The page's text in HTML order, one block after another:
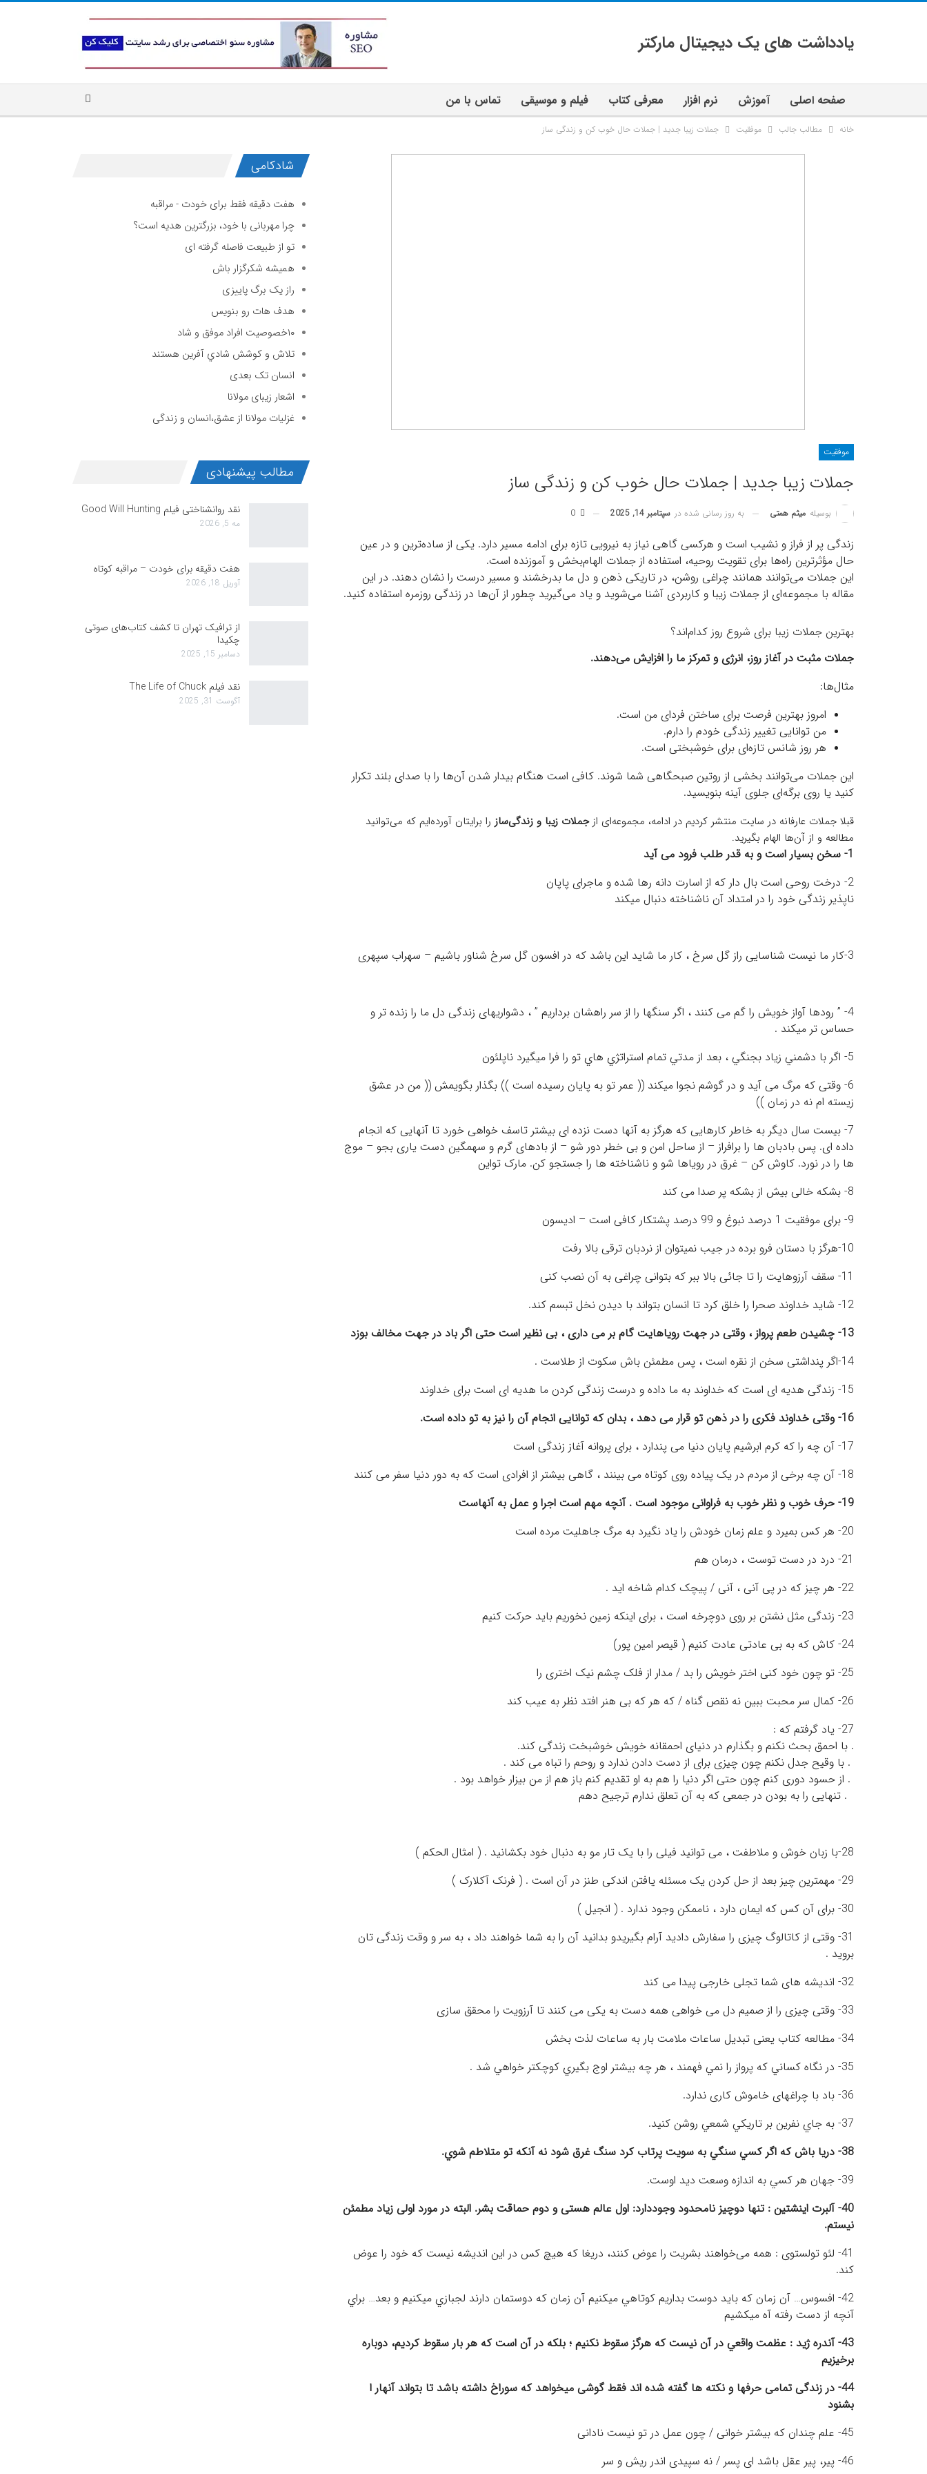
یادداشت های یک دیجیتال مارکتر
صفحه اصلی آموزش نرم افزار معرفی کتاب فیلم و موسیقی تماس با من
خانه مطالب جالب موفقیت جملات زیبا جدید | جملات حال خوب کن و زندگی ساز
موفقیت
جملات زیبا جدید | جملات حال خوب کن و زندگی ساز
بوسیله میثم همتی به روز رسانی شده در سپتامبر 14, 2025
زندگی پر از فراز و نشیب است و هرکسی گاهی نیاز به نیرویی تازه برای ادامه مسیر دارد. یکی از ساده‌ترین و در عین
حال مؤثرترین راه‌ها برای تقویت روحیه، استفاده از جملات الهام‌بخش و آموزنده است.
این جملات می‌توانند همانند چراغی روشن، در تاریکی ذهن و دل ما بدرخشند و مسیر درست را نشان دهند. در این
مقاله با مجموعه‌ای از جملات زیبا و کاربردی آشنا می‌شوید و یاد می‌گیرید چطور از آن‌ها در زندگی روزمره استفاده کنید.
بهترین جملات زیبا برای شروع روز کدام‌اند؟
جملات مثبت در آغاز روز، انرژی و تمرکز ما را افزایش می‌دهند.
مثال‌ها:
امروز بهترین فرصت برای ساختن فردای من است.
من توانایی تغییر زندگی خودم را دارم.
هر روز شانس تازه‌ای برای خوشبختی است.
این جملات می‌توانند بخشی از روتین صبحگاهی شما شوند. کافی است هنگام بیدار شدن آن‌ها را با صدای بلند تکرار
کنید یا روی برگه‌ای جلوی آینه بنویسید.
قبلا جملات عارفانه در سایت منتشر کردیم در ادامه، مجموعه‌ای ازجملات زیبا و زندگی‌ساز را برایتان آورده‌ایم که می‌توانید
مطالعه و از آن‌ها الهام بگیرید.
1- سخن بسیار است و به قدر طلب فرود می آید
2- درخت روحی است بال دار که از اسارت دانه رها شده و ماجرای پاپان
ناپذیر زندگی خود را در امتداد آن ناشناخته دنبال میکند
3-کار ما نیست شناسایی راز گل سرخ ، کار ما شاید این باشد که در افسون گل سرخ شناور باشیم – سهراب سپهری
4- ” رودها آواز خویش را گم می کنند ، اگر سنگها را از سر راهشان برداریم ” ، دشواریهای زندگی دل ما را زنده تر و
حساس تر میکند .
5- اگر با دشمني زياد بجنگي ،‌ بعد از مدتي تمام استراتژي هاي تو را فرا ميگيرد ناپلئون
6- وقتی که مرگ می آید و در گوشم نجوا میکند (( عمر تو به پایان رسیده است )) بگذار بگویمش (( من در عشق
زیسته ام نه در زمان ))
7- بیست سال دیگر به خاطر کارهایی که هرگز به آنها دست نزده ای بیشتر تاسف خواهی خورد تا آنهایی که انجام
داده ای. پس بادبان ها را برافراز – از ساحل امن و بی خطر دور شو – از بادهای گرم و سهمگین دست یاری بجو – موج
ها را در نورد. کاوش کن – غرق در رویاها شو و ناشناخته ها را جستجو کن. مارک تواین
8- بشکه خالی بیش از بشکه پر صدا می کند
9- برای موفقیت 1 درصد نبوغ و 99 درصد پشتکار کافی است – ادیسون
10-هرگز با دستان فرو برده در جیب نمیتوان از نردبان ترقی بالا رفت
11- سقف آرزوهایت را تا جائی بالا ببر كه بتوانی چراغی به آن نصب كنی
12- شاید خداوند صحرا را خلق کرد تا انسان بتواند با دیدن نخل تبسم کند.
13- چشیدن طعم پرواز ، وقتی در جهت رویاهایت گام بر می داری ، بی نظیر است حتی اگر باد در جهت مخالف بوزد
14-اگر پنداشتی سخن از نقره است ، پس مطمئن باش سکوت از طلاست .
15- زندگی هدیه ای است که خداوند به ما داده و درست زندگی کردن ما هدیه ای است برای خداوند
16- وقتی خداوند فکری را در ذهن تو قرار می دهد ، بدان که توانایی انجام آن را نیز به تو داده است.
17- آن چه را که کرم ابرشیم پایان دنیا می پندارد ، برای پروانه آغاز زندگی است
18- آن چه برخی از مردم در یک پیاده روی کوتاه می بینند ، گاهی بیشتر از افرادی است که به دور دنیا سفر می کنند
19- حرف خوب و نظر خوب به فراوانی موجود است . آنچه مهم است اجرا و عمل به آنهاست
20- هر کس بمیرد و علم زمان خودش را یاد نگیرد به مرگ جاهلیت مرده است
21- درد در دست توست ، درمان هم
22- هر چیز که در پی آنی ، آنی / پیچک کدام شاخه اید .
23- زندگی مثل نشتن بر روی دوچرخه است ، برای اینکه زمین نخوریم باید حرکت کنیم
24- کاش که به بی عادتی عادت کنیم ( قیصر امین پور)
25- تو چون خود کنی اختر خویش را بد / مدار از فلک چشم نیک اختری را
26- کمال سر محبت ببین نه نقص گناه / که هر که بی هنر افتد نظر به عیب کند
27- یاد گرفتم که :
. با احمق بحث نکنم و بگذارم در دنیای احمقانه خویش خوشبخت زندگی کند.
. با وقیح جدل نکنم چون چیزی برای از دست دادن ندارد و روحم را تباه می کند .
. از حسود دوری کنم چون حتی اگر دنیا را هم به او تقدیم کنم باز هم از من بیزار خواهد بود .
. تنهایی را به بودن در جمعی که به آن تعلق ندارم ترجیح دهم
28-با زبان خوش و ملاطفت ، می توانید فیلی را با یک تار مو به دنبال خود بکشانید . ( امثال الحکم )
29- مهمترین چیز بعد از حل کردن یک مسئله یافتن اندکی طنز در آن است . ( فرنک آکلارک )
30- برای آن کس که ایمان دارد ، ناممکن وجود ندارد . ( انجیل )
31- وقتی از کاتالوگ چیزی را سفارش دادید آرام بگیریدو بدانید آن را به شما خواهند داد ، به سر و وقت زندگی تان
بروید .
32- اندیشه های شما تجلی خارجی پیدا می کند
33- وقتی چیزی را از صمیم دل می خواهی همه دست به یکی می کنند تا آرزویت را محقق سازی
34- مطالعه کتاب یعنی تبدیل ساعات ملامت بار به ساعات لذت بخش
35- در نگاه كساني كه پرواز را نمي فهمند ، هر چه بيشتر اوج بگيري كوچكتر خواهي شد .
36- باد با چراغهای خاموش کاری ندارد.
37- به جاي نفرين بر تاريکي شمعي روشن کنيد.
38- دريا باش که اگر کسي سنگي به سويت پرتاب کرد سنگ غرق شود نه آنکه تو متلاطم شوي.
39- جهان هر كسي به اندازه وسعت ديد اوست.
40- آلبرت اينشتين : تنها دوچيز نامحدود وجوددارد: اول عالم هستی و دوم حماقت بشر. البته در مورد اولی زياد مطمئن
نيستم.
41- لئو تولستوی : همه می‌خواهند بشريت را عوض کنند، دريغا که هيچ کس در اين انديشه نيست که خود را عوض
کند.
42- افسوس… آن زمان که بايد دوست بداريم کوتاهي ميکنيم آن زمان که دوستمان دارند لجبازي ميکنيم و بعد… براي
آنچه از دست رفته آه ميکشيم
43- آندره ژيد : عظمت واقعي در آن نيست كه هرگز سقوط نكنيم ؛ بلكه در آن است كه هر بار سقوط كرديم، دوباره
برخيزيم
44- در زندگی تمامی حرفها و نکته ها گفته شده اند فقط گوشی میخواهد که سوراخ داشته باشد تا بتواند آنهار ا
بشنود
45- علم چندان که بیشتر خوانی / چون عمل در تو نیست نادانی
46- پیر، پیر عقل باشد ای پسر / نه سپیدی اندر ریش و سر
شادکامی
هفت دقیقه فقط برای خودت - مراقبه
چرا مهربانی با خود، بزرگترین هدیه است؟
تو از طبیعت فاصله گرفته ای
همیشه شکرگزار باش
راز یک برگ پاییزی
هدف هات رو بنویس
۱۰خصوصیت افراد موفق و شاد
تلاش و كوشش شادي آفرين هستند
انسان تک بعدی
اشعار زیبای مولانا
غزلیات مولانا از عشق،انسان و زندگی
مطالب پیشنهادی
نقد روانشناختی فیلم Good Will Hunting
مه 5, 2026
هفت دقیقه برای خودت – مراقبه کوتاه
آوریل 18, 2026
از ترافیک تهران تا کشف کتاب‌های صوتی
چکیدا
دسامبر 15, 2025
نقد فیلم The Life of Chuck
آگوست 31, 2025